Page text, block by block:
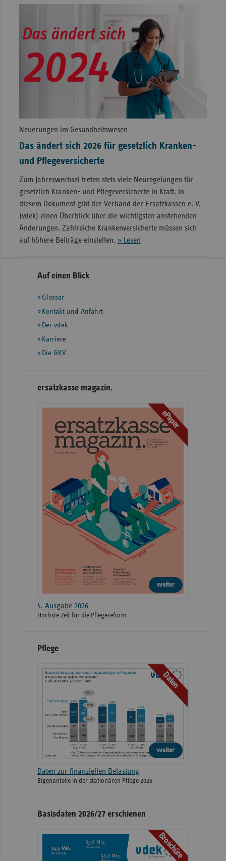
Neuerungen im Gesundheitswesen
Das ändert sich 2026 für gesetzlich Kranken-
und Pflegeversicherte
Zum Jahreswechsel treten stets viele Neuregelungen für
gesetzlich Kranken- und Pflegeversicherte in Kraft. In
diesem Dokument gibt der Verband der Ersatzkassen e. V.
(vdek) einen Überblick über die wichtigsten anstehenden
Änderungen. Zahlreiche Krankenversicherte müssen sich
auf höhere Beiträge einstellen. » Lesen
Seitennavigation
Seitenleiste
weiteren
Informationen
Auf einen Blick
Glossar
Kontakt und Anfahrt
Der vdek
Karriere
Die GKV
ersatzkasse magazin.
ePaper
weiter
4. Ausgabe 2026
Höchste Zeit für die Pflegereform
Pflege
Daten
weiter
Daten zur finanziellen Belastung
Eigenanteile in der stationären Pflege 2026
Basisdaten 2026/27 erschienen
Broschüre